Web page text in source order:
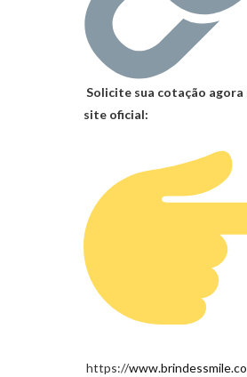
Solicite sua cotação agora
site oficial:
https://